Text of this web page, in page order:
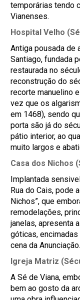
temporárias tendo
Vianenses.
Hospital Velho
Antiga pousada de
Santiago, fundada
restaurada no
reconstrução do
recorte manuelino
vez que os
em 1468), sendo
porta são já do
pátio interior, ao
muito largos e
Casa dos Nichos
Implantada
Rua do Cais, pode
Nichos”, que
remodelações,
janelas, apresenta
góticas,
cena da Anunciação.
Igreja Matriz
A Sé de Viana,
bem ao gosto da